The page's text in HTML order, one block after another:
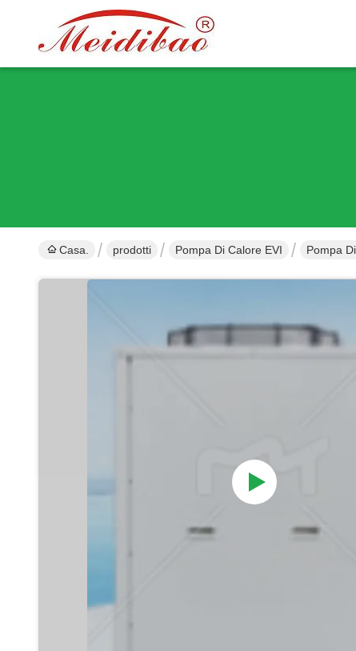
Casa. prodotti Pompa Di Calore EVI Pompa